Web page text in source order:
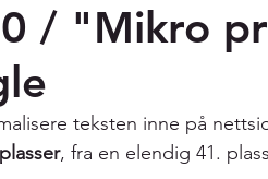
/ "Mikro
teksten inne på
, fra en elendig 41.